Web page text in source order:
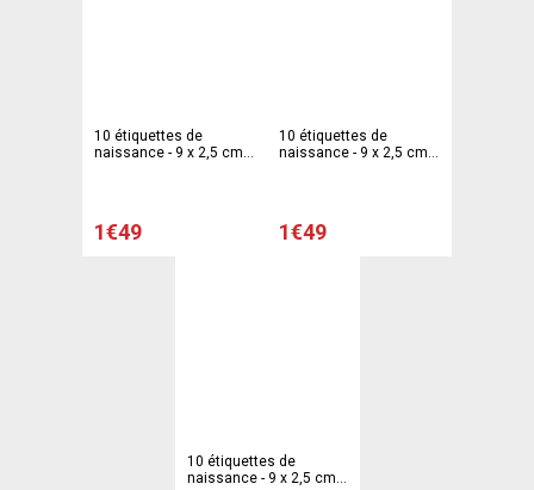
10 étiquettes de
naissance - 9 x 2,5 cm -
1€49
10 étiquettes de
naissance - 9 x 2,5 cm -
1€49
10 étiquettes de
naissance - 9 x 2,5 cm -